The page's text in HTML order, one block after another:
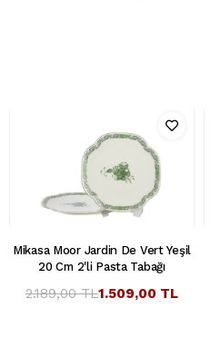
Mikasa Moor Jardin De Vert Yeşil
20 Cm 2'li Pasta Tabağı
1.509,00 TL
2.189,00 TL